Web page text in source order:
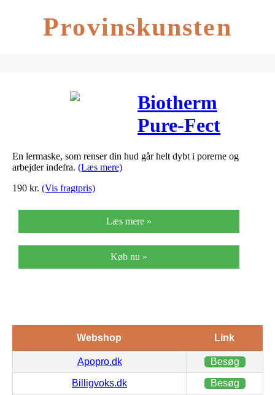
Provinskunsten
Biotherm
Pure-Fect
Mask (75 ml)
En lermaske, som renser din hud går helt dybt i porerne og
arbejder indefra. (Læs mere)
190 kr. (Vis fragtpris)
Læs mere »
Køb nu »
Webshop Link
Apopro.dk Besøg
Billigvoks.dk Besøg